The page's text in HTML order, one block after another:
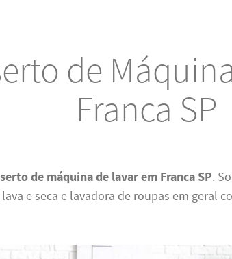
de
Franca SP
de máquina de lavar em Franca SP.
e seca e lavadora de roupas em geral